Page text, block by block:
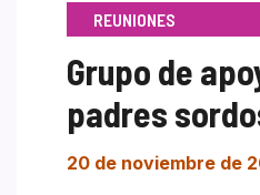
REUNIONES
Grupo de
padres
20 de noviembre de